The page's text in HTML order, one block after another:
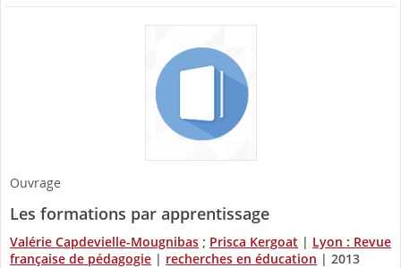
Ouvrage
Les formations par apprentissage
Valérie Capdevielle-Mougnibas ; Prisca Kergoat | Lyon : Revue
française de pédagogie | recherches en éducation | 2013